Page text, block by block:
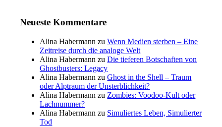
Neueste Kommentare
Alina Habermann zuWenn Medien sterben – Eine
Zeitreise durch die analoge Welt
Alina Habermann zuDie tieferen Botschaften von
Ghostbusters: Legacy
Alina Habermann zuGhost in the Shell – Traum
oder Alptraum der Unsterblichkeit?
Alina Habermann zu Zombies: Voodoo-Kult oder
Lachnummer?
Alina Habermann zu Simuliertes Leben, Simulierter
Tod